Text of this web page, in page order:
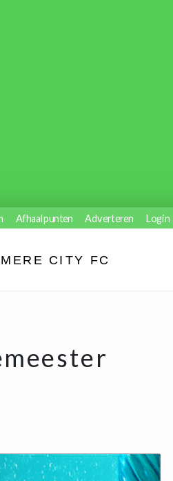
Afhaalpunten Adverteren Login
CITY FC